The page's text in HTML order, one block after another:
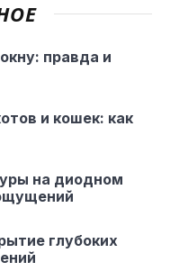
правда и
и кошек: как
на диодном
глубоких